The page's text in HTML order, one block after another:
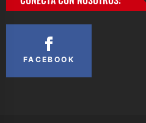
FACEBOOK